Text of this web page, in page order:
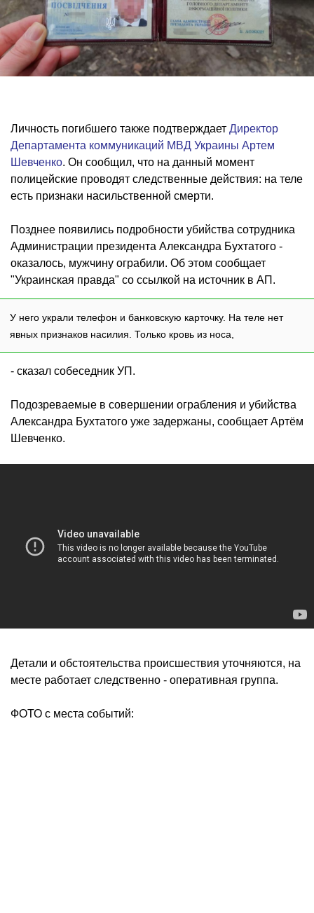
Личность погибшего также подтверждает Директор
Департамента коммуникаций МВД Украины Артем
Шевченко. Он сообщил, что на данный момент
полицейские проводят следственные действия: на теле
есть признаки насильственной смерти.
Позднее появились подробности убийства сотрудника
Администрации президента Александра Бухтатого -
оказалось, мужчину ограбили. Об этом сообщает
"Украинская правда" со ссылкой на источник в АП.
У него украли телефон и банковскую карточку. На теле нет
явных признаков насилия. Только кровь из носа,
- сказал собеседник УП.
Подозреваемые в совершении ограбления и убийства
Александра Бухтатого уже задержаны, сообщает Артём
Шевченко.
Детали и обстоятельства происшествия уточняются, на
месте работает следственно - оперативная группа.
ФОТО с места событий: